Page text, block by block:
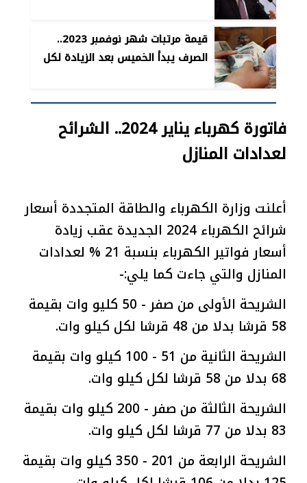
قيمة مرتبات شهر نوفمبر 2023..
الصرف يبدأ الخميس بعد الزيادة لكل
فاتورة كهرباء يناير 2024.. الشرائح
لعدادات المنازل
أعلنت وزارة الكهرباء والطاقة المتجددة أسعار
شرائح الكهرباء 2024 الجديدة عقب زيادة
أسعار فواتير الكهرباء بنسبة 21 % لعدادات
المنازل والتي جاءت كما يلي:-
الشريحة الأولى من صفر - 50 كليو وات بقيمة
58 قرشا بدلا من 48 قرشا لكل كيلو وات.
الشريحة الثانية من 51 - 100 كيلو وات بقيمة
68 بدلا من 58 قرشا لكل كيلو وات.
الشريحة الثالثة من صفر - 200 كيلو وات بقيمة
83 بدلا من 77 قرشا لكل كيلو وات.
الشريحة الرابعة من 201 - 350 كيلو وات بقيمة